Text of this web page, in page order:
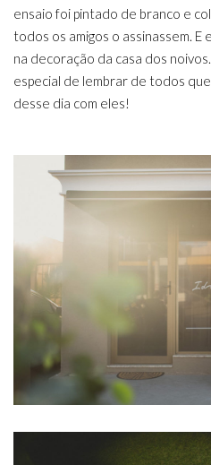
ensaio foi pintado de branco e
todos os amigos o assinassem.
na decoração da casa dos
especial de lembrar de todos
desse dia com eles!